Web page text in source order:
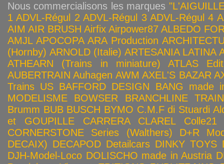
Nous commercialisons les marques
1 ADVL-Régul 2 ADVL-Régul 3 ADVL-Régul 4
AIM AIR BRUSH Airfix Airpower87 ALBEDO
AMJL APOCOPA ARA Production
(Hornby) ARNOLD (Italie) ARTESANIA LATINA
ATHEARN (Trains in miniature)
ATLAS
AUBERTRAIN Auhagen AWM AXEL'S BAZAR
Trains US BAFFORD DESIGN
BANG made
MODELISME
BOWSER
BRANCHLINE
Brumm BUB BUSCH BYMO C.M.F di Stuardi
et GOUPILLE
CARRERA CLAREL
Colle21
CORNERSTONE Series (Walthers)
D+R
DECAIX) DECAPOD Detailcars DINKY TOYS
DJH-Model-Loco DOLISCHO made in Austria